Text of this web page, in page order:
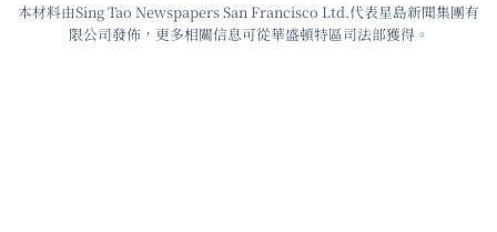
本材料由Sing Tao Newspapers San Francisco Ltd.代表星島新聞集團有
限公司發佈，更多相關信息可從華盛頓特區司法部獲得。